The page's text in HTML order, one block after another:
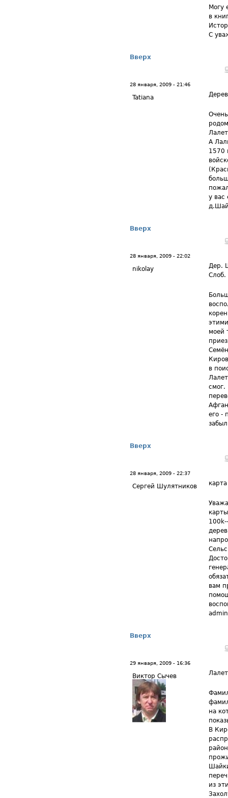
Могу
в
С
Вверх
28 января, 2009 - 21:46
Tatiana
А
1570
у вас
Вверх
28 января, 2009 - 22:02
nikolay
Дер.
Слоб.
моей
в
смог.
его -
Вверх
28 января, 2009 - 22:37
Сергей Шулятников карта
вам
Вверх
29 января, 2009 - 16:36
Виктор Сычев
на
В
из